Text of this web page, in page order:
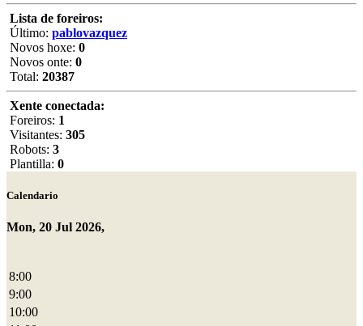
Lista de foreiros:
Último: pablovazquez
Novos hoxe: 0
Novos onte: 0
Total: 20387
Xente conectada:
Foreiros: 1
Visitantes: 305
Robots: 3
Plantilla: 0
Calendario
Mon, 20 Jul 2026,
8:00
9:00
10:00